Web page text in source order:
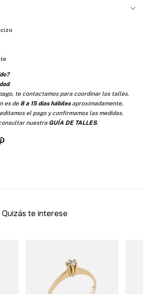
.
te contactamos para coordinar los talles.
es de 8 a 15 días hábilesaproximadamente,
el pago y confirmamos las medidas.
nuestra GUÍA DE TALLES.
Quizás te interese